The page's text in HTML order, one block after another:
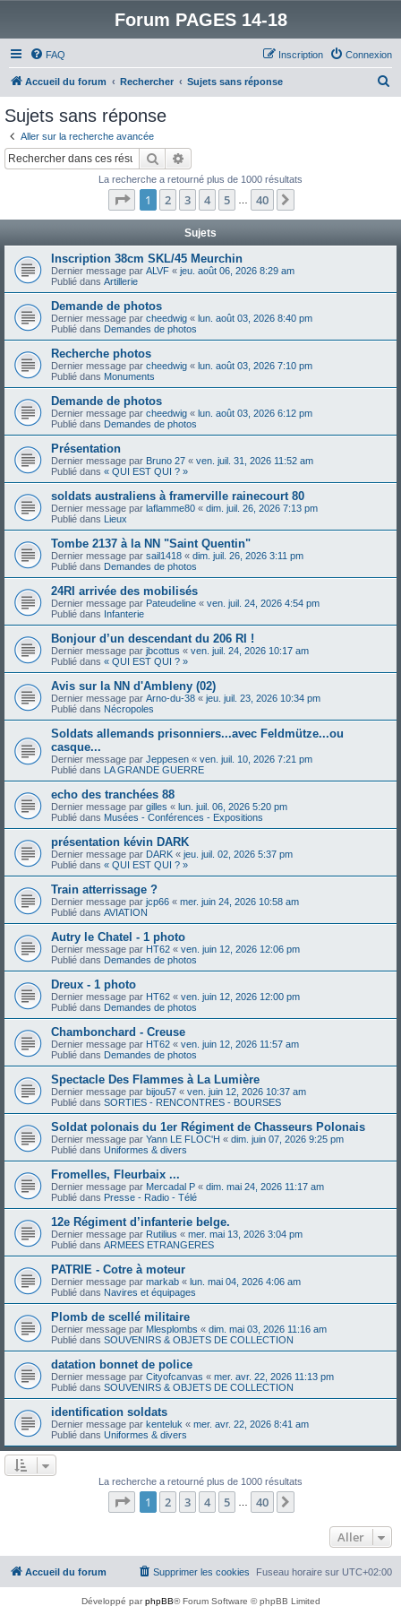
Forum PAGES 14-18
FAQ Connexion
Inscription
Accueil du forum Rechercher Sujets sans réponse
Sujets sans réponse
Aller sur la recherche avancée
Rechercher
La recherche a retourné plus de 1000 résultats
Page 1sur40
1 2 3 4 5 40
Sujets
Inscription 38cm SKL/45 Meurchin
Dernier message par ALVF « jeu. août 06, 2026 8:29 am
Publié dans Artillerie
Demande de photos
Dernier message par cheedwig « lun. août 03, 2026 8:40 pm
Publié dans Demandes de photos
Recherche photos
Dernier message par cheedwig « lun. août 03, 2026 7:10 pm
Publié dans Monuments
Demande de photos
Dernier message par cheedwig « lun. août 03, 2026 6:12 pm
Publié dans Demandes de photos
Présentation
Dernier message par Bruno 27 « ven. juil. 31, 2026 11:52 am
Publié dans « QUI EST QUI ? »
soldats australiens à framerville rainecourt 80
Dernier message par laflamme80 « dim. juil. 26, 2026 7:13 pm
Publié dans Lieux
Tombe 2137 à la NN "Saint Quentin"
Dernier message par sail1418 « dim. juil. 26, 2026 3:11 pm
Publié dans Demandes de photos
24RI arrivée des mobilisés
Dernier message par Pateudeline « ven. juil. 24, 2026 4:54 pm
Publié dans Infanterie
Bonjour d’un descendant du 206 RI !
Dernier message par jbcottus « ven. juil. 24, 2026 10:17 am
Publié dans « QUI EST QUI ? »
Avis sur la NN d'Ambleny (02)
Dernier message par Arno-du-38 « jeu. juil. 23, 2026 10:34 pm
Publié dans Nécropoles
Soldats allemands prisonniers...avec Feldmütze...ou
casque...
Dernier message par Jeppesen « ven. juil. 10, 2026 7:21 pm
Publié dans LA GRANDE GUERRE
echo des tranchées 88
Dernier message par gilles « lun. juil. 06, 2026 5:20 pm
Publié dans Musées - Conférences - Expositions
présentation kévin DARK
Dernier message par DARK « jeu. juil. 02, 2026 5:37 pm
Publié dans « QUI EST QUI ? »
Train atterrissage ?
Dernier message par jcp66 « mer. juin 24, 2026 10:58 am
Publié dans AVIATION
Autry le Chatel - 1 photo
Dernier message par HT62 « ven. juin 12, 2026 12:06 pm
Publié dans Demandes de photos
Dreux - 1 photo
Dernier message par HT62 « ven. juin 12, 2026 12:00 pm
Publié dans Demandes de photos
Chambonchard - Creuse
Dernier message par HT62 « ven. juin 12, 2026 11:57 am
Publié dans Demandes de photos
Spectacle Des Flammes à La Lumière
Dernier message par bijou57 « ven. juin 12, 2026 10:37 am
Publié dans SORTIES - RENCONTRES - BOURSES
Soldat polonais du 1er Régiment de Chasseurs Polonais
Dernier message par Yann LE FLOC'H « dim. juin 07, 2026 9:25 pm
Publié dans Uniformes & divers
Fromelles, Fleurbaix ...
Dernier message par Mercadal P « dim. mai 24, 2026 11:17 am
Publié dans Presse - Radio - Télé
12e Régiment d’infanterie belge.
Dernier message par Rutilius « mer. mai 13, 2026 3:04 pm
Publié dans ARMEES ETRANGERES
PATRIE - Cotre à moteur
Dernier message par markab « lun. mai 04, 2026 4:06 am
Publié dans Navires et équipages
Plomb de scellé militaire
Dernier message par Mlesplombs « dim. mai 03, 2026 11:16 am
Publié dans SOUVENIRS & OBJETS DE COLLECTION
datation bonnet de police
Dernier message par Cityofcanvas « mer. avr. 22, 2026 11:13 pm
Publié dans SOUVENIRS & OBJETS DE COLLECTION
identification soldats
Dernier message par kenteluk « mer. avr. 22, 2026 8:41 am
Publié dans Uniformes & divers
La recherche a retourné plus de 1000 résultats
Page 1sur40
1 2 3 4 5 40
Aller
Accueil du forum Fuseau horaire sur UTC+02:00
Supprimer les cookies
Développé parphpBB® Forum Software © phpBB Limited